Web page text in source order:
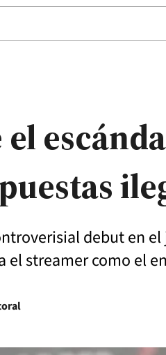
el
debut en
el streamer como el